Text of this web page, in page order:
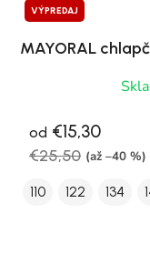
VÝPREDAJ
MAYORAL
od €15,30
€25,50 (až –40 %)
110 122 134